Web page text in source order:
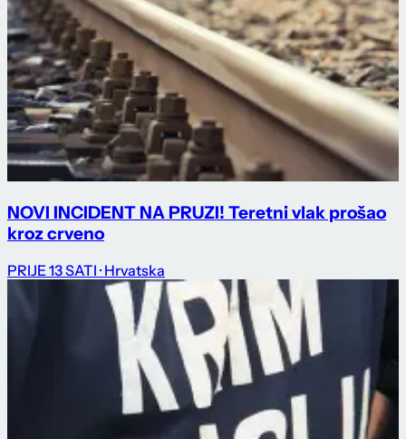
NOVI INCIDENT NA PRUZI! Teretni vlak prošao
kroz crveno
PRIJE 13 SATI · Hrvatska